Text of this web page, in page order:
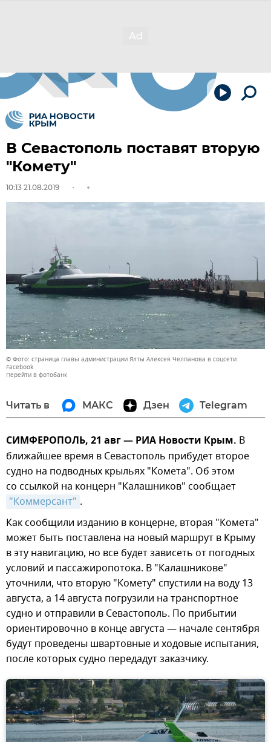
В Севастополь поставят вторую
"Комету"
10:13 21.08.2019
© Фото: страница главы администрации Ялты Алексея Челпанова в соцсети
Facebook
Перейти в фотобанк
Читать в МАКС Дзен Telegram
СИМФЕРОПОЛЬ, 21 авг — РИА Новости Крым. В
ближайшее время в Севастополь прибудет второе
судно на подводных крыльях "Комета". Об этом
со ссылкой на концерн "Калашников" сообщает
"Коммерсант" .
Как сообщили изданию в концерне, вторая "Комета"
может быть поставлена на новый маршрут в Крыму
в эту навигацию, но все будет зависеть от погодных
условий и пассажиропотока. В "Калашникове"
уточнили, что вторую "Комету" спустили на воду 13
августа, а 14 августа погрузили на транспортное
судно и отправили в Севастополь. По прибытии
ориентировочно в конце августа — начале сентября
будут проведены швартовные и ходовые испытания,
после которых судно передадут заказчику.